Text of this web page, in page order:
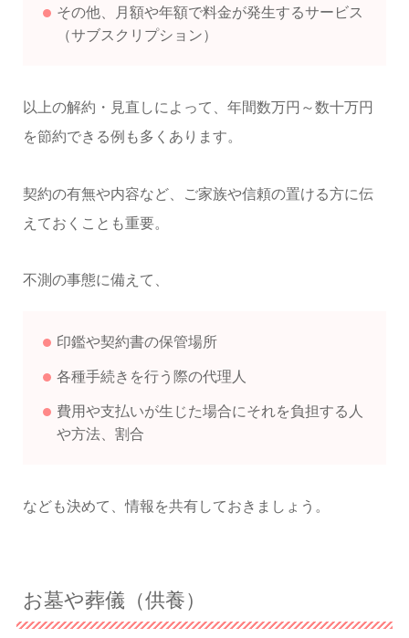
その他、月額や年額で料金が発生するサービス
（サブスクリプション）
以上の解約・見直しによって、年間数万円～数十万円
を節約できる例も多くあります。
契約の有無や内容など、ご家族や信頼の置ける方に伝
えておくことも重要。
不測の事態に備えて、
印鑑や契約書の保管場所
各種手続きを行う際の代理人
費用や支払いが生じた場合にそれを負担する人
や方法、割合
なども決めて、情報を共有しておきましょう。
お墓や葬儀（供養）